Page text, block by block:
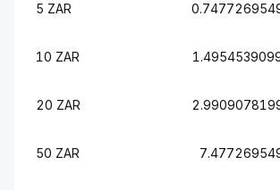
5 ZAR
10 ZAR
20 ZAR
50 ZAR